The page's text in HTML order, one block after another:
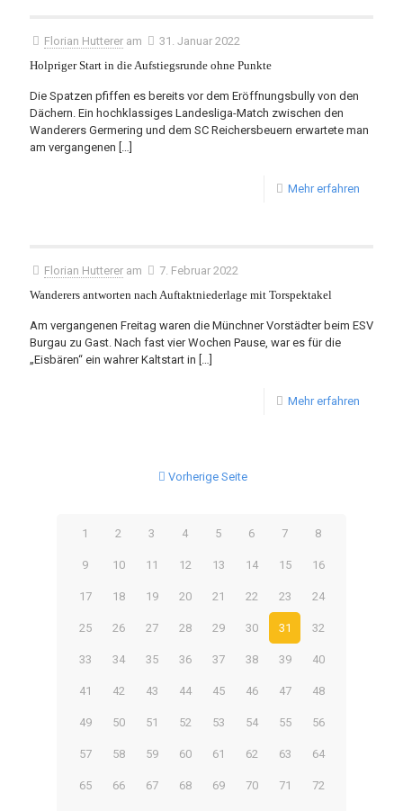
Florian Hutterer am
31. Januar 2022
Holpriger Start in die Aufstiegsrunde ohne Punkte
Die Spatzen pfiffen es bereits vor dem Eröffnungsbully von den
Dächern. Ein hochklassiges Landesliga-Match zwischen den
Wanderers Germering und dem SC Reichersbeuern erwartete man
am vergangenen […]
Mehr erfahren
Florian Hutterer am
7. Februar 2022
Wanderers antworten nach Auftaktniederlage mit Torspektakel
Am vergangenen Freitag waren die Münchner Vorstädter beim ESV
Burgau zu Gast. Nach fast vier Wochen Pause, war es für die
„Eisbären“ ein wahrer Kaltstart in […]
Mehr erfahren
Vorherige Seite
1 2 3 4 5 6 7 8
9 10 11 12 13 14 15 16
17 18 19 20 21 22 23 24
25 26 27 28 29 30 31 32
33 34 35 36 37 38 39 40
41 42 43 44 45 46 47 48
49 50 51 52 53 54 55 56
57 58 59 60 61 62 63 64
65 66 67 68 69 70 71 72